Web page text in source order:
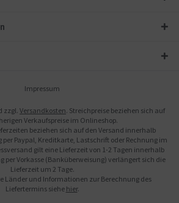
Impressum
zzgl. Versandkosten. Streichpreise beziehen sich auf
Verkaufspreise im Onlineshop.
beziehen sich auf den Versand innerhalb
Paypal, Kreditkarte, Lastschrift oder Rechnung im
gilt eine Lieferzeit von 1-2 Tagen innerhalb
per Vorkasse (Banküberweisung) verlängert sich die
Lieferzeit um 2 Tage.
Länder und Informationen zur Berechnung des
Liefertermins siehe hier.